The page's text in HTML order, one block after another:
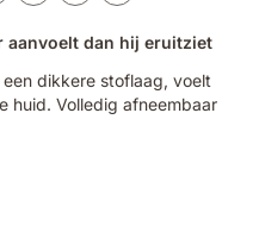
aanvoelt dan hij eruitziet
dikkere stoflaag, voelt
huid. Volledig afneembaar